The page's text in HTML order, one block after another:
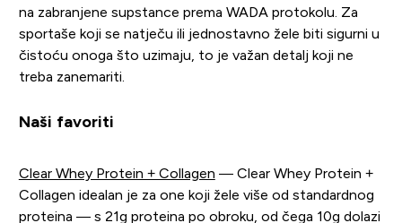
na zabranjene supstance prema WADA protokolu. Za
sportaše koji se natječu ili jednostavno žele biti sigurni u
čistoću onoga što uzimaju, to je važan detalj koji ne
treba zanemariti.
Naši favoriti
Clear Whey Protein + Collagen — Clear Whey Protein +
Collagen idealan je za one koji žele više od standardnog
proteina — s 21g proteina po obroku, od čega 10g dolazi